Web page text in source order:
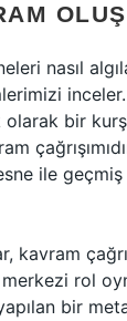
nasıl
olarak bir
ile
kavram
rol
bir